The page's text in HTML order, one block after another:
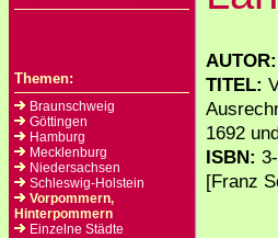
Themen:
Braunschweig
Göttingen
Hamburg
Mecklenburg
Niedersachsen
Schleswig-Holstein
Vorpommern,
Hinterpommern
Einzelne Städte
AUTOR:
TITEL:
1692
ISBN:
[Franz